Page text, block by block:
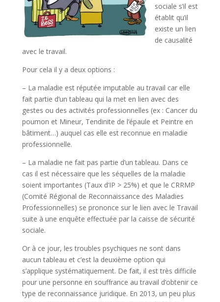
sociale s’il est
établit qu’il
existe un lien
de causalité
avec le travail.
Pour cela il y a deux options :
– La maladie est réputée imputable au travail car elle
fait partie d’un tableau qui la met en lien avec des
gestes ou des activités professionnelles (ex : Cancer du
poumon et Mineur, Tendinite de l’épaule et Peintre en
bâtiment…) auquel cas elle est reconnue en maladie
professionnelle.
– La maladie ne fait pas partie d’un tableau. Dans ce
cas il est nécessaire que les séquelles de la maladie
soient importantes (Taux d’IP > 25%) et que le CRRMP
(Comité Régional de Reconnaissance des Maladies
Professionnelles) se prononce sur le lien avec le Travail
suite à une enquête effectuée par la caisse de sécurité
sociale.
Or à ce jour, les troubles psychiques ne sont dans
aucun tableau et c’est la deuxième option qui
s’applique systématiquement. De fait, il est très difficile
pour une personne en souffrance au travail d’obtenir ce
type de reconnaissance juridique. En 2013, un peu plus